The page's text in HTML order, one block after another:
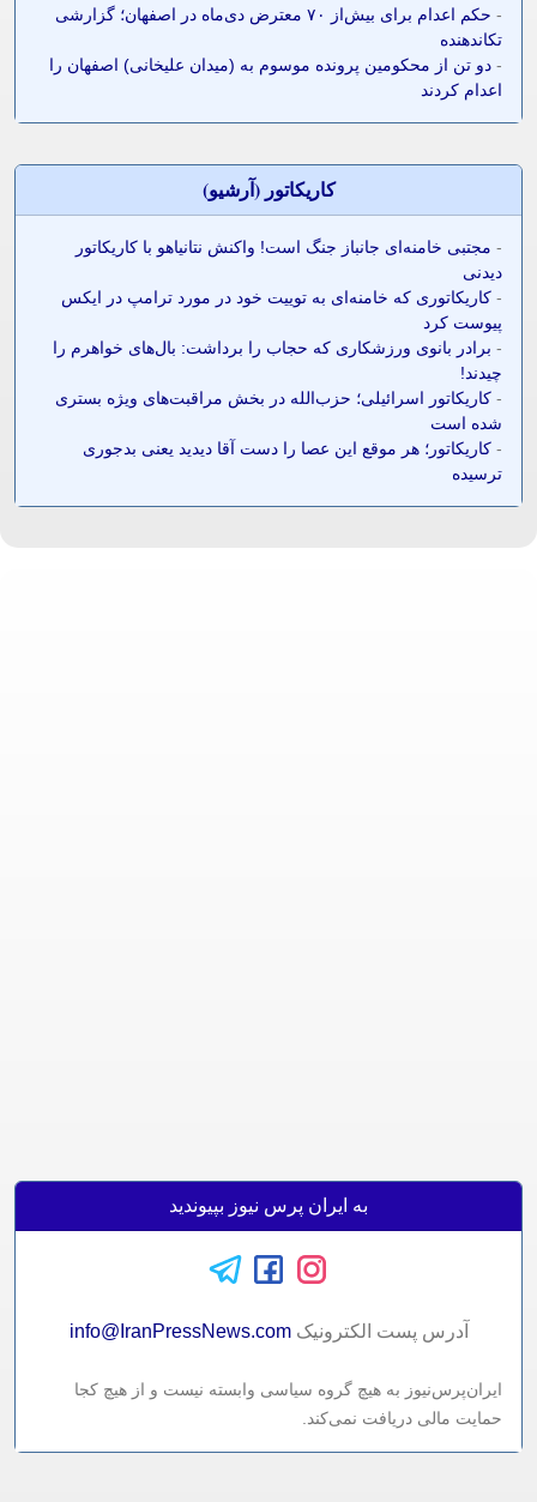
-
حکم اعدام برای بیش‌از ۷۰ معترض دی‌ماه در اصفهان؛ گزارشی
تکاندهنده
- دو تن از محکومین پرونده موسوم به (میدان علیخانی) اصفهان را
اعدام کردند
کاريکاتور (آرشيو)
- مجتبی خامنه‌ای جانباز جنگ است! واکنش نتانیاهو با کاریکاتور
دیدنی
- کاریکاتوری که خامنه‌ای به توییت خود در مورد ترامپ در ایکس
پیوست کرد
- برادر بانوی ورزشکاری که حجاب را برداشت: بال‌های خواهرم را
چیدند!
- کاریکاتور اسرائیلی؛ حزب‌الله در بخش مراقبت‌های ویژه بستری
شده است
- کاریکاتور؛ هر موقع این عصا را دست آقا دیدید یعنی بدجوری
ترسیده
به ایران پرس نیوز بپیوندید
آدرس پست الکترونيکinfo@IranPressNews.com
ایران‌پرس‌نیوز به هیچ گروه سیاسی وابسته نیست و از هیچ کجا
حمایت مالی دریافت نمی‌کند.